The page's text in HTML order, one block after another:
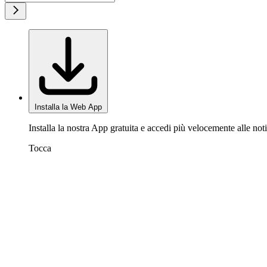
Installa la Web App
Installa la nostra App gratuita e accedi più velocemente alle
Tocca